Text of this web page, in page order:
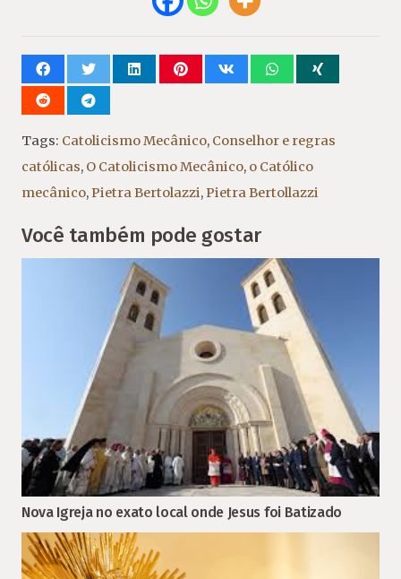
Tags: Catolicismo Mecânico, Conselhor e regras
católicas, O Catolicismo Mecânico, o Católico
mecânico,Pietra Bertolazzi,Pietra Bertollazzi
Você também pode gostar
Nova Igreja no exato local onde Jesus foi Batizado